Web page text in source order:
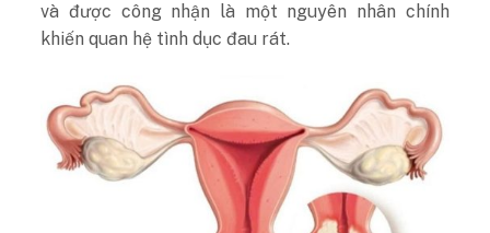
và được công nhận là một nguyên nhân chính
khiến quan hệ tình dục đau rát.